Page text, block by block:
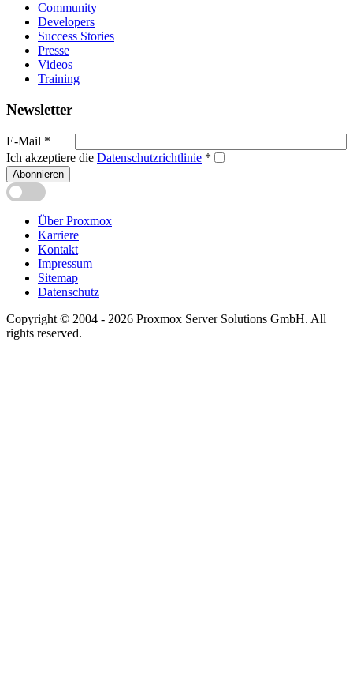
Community
Developers
Success Stories
Presse
Videos
Training
Newsletter
E-Mail *
Ich akzeptiere die Datenschutzrichtlinie *
Abonnieren
Über Proxmox
Karriere
Kontakt
Impressum
Sitemap
Datenschutz
Copyright © 2004 - 2026 Proxmox Server Solutions GmbH. All
rights reserved.